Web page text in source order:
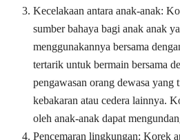
Kecelakaan antara anak-anak:
sumber bahaya bagi anak anak
menggunakannya bersama
tertarik untuk bermain bersama
pengawasan orang dewasa
kebakaran atau cedera lainnya.
oleh anak-anak dapat
Pencemaran lingkungan: Korek